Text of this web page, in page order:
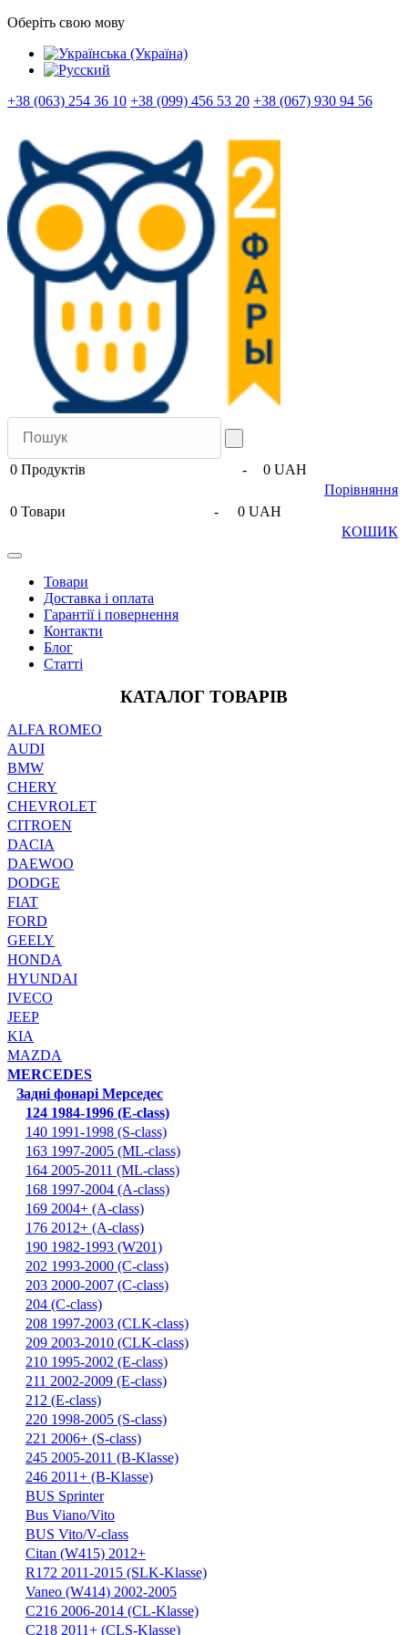
Оберіть свою мову
+38 (063) 254 36 10 +38 (099) 456 53 20 +38 (067) 930 94 56
0 Продуктів -
0 UAH
Порівняння
0 Товари -
0 UAH
КОШИК
Товари
Доставка і оплата
Гарантії і повернення
Контакти
Блог
Статті
КАТАЛОГ ТОВАРІВ
ALFA ROMEO
AUDI
BMW
CHERY
CHEVROLET
CITROEN
DACIA
DAEWOO
DODGE
FIAT
FORD
GEELY
HONDA
HYUNDAI
IVECO
JEEP
KIA
MAZDA
MERCEDES
Задні фонарі Мерседес
124 1984-1996 (E-class)
140 1991-1998 (S-class)
163 1997-2005 (ML-class)
164 2005-2011 (ML-class)
168 1997-2004 (A-class)
169 2004+ (A-class)
176 2012+ (A-class)
190 1982-1993 (W201)
202 1993-2000 (C-class)
203 2000-2007 (C-class)
204 (C-class)
208 1997-2003 (CLK-class)
209 2003-2010 (CLK-class)
210 1995-2002 (E-class)
211 2002-2009 (E-class)
212 (E-class)
220 1998-2005 (S-class)
221 2006+ (S-class)
245 2005-2011 (B-Klasse)
246 2011+ (B-Klasse)
BUS Sprinter
Bus Viano/Vito
BUS Vito/V-class
Citan (W415) 2012+
R172 2011-2015 (SLK-Klasse)
Vaneo (W414) 2002-2005
С216 2006-2014 (CL-Klasse)
С218 2011+ (CLS-Klasse)